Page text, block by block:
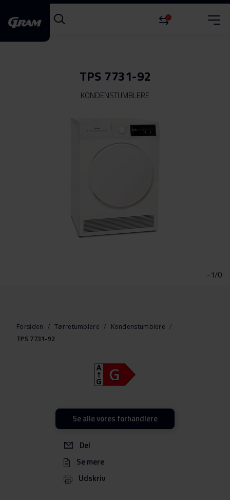
0
TPS 7731-92
KONDENSTUMBLERE
-1/0
Forsiden Tørretumblere
Kondenstumblere
TPS 7731-92
Del
Se mere
Udskriv
Se alle vores forhandlere